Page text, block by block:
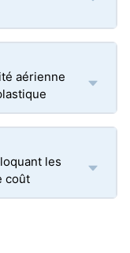
aérienne
les
coût